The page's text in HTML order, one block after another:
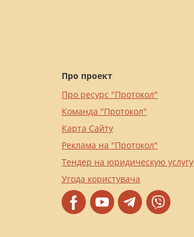
Про проект
Про ресурс "Протокол"
Команда "Протокол"
Карта Сайту
Реклама на "Протокол"
Тендер на юридическую услугу
Угода користувача